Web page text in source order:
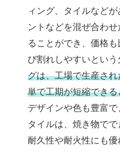
ィング、タイルなど
ントなどを混ぜ合わ
ることができ、価格
び割れしやすいという
グは、工場で生産さ
単で工期が短縮でき
デザインや色も豊富で
タイルは、焼き物で
耐久性や耐火性にも